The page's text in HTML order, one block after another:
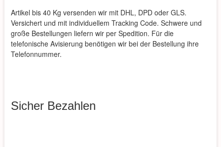
Artikel bis 40 Kg versenden wir mit DHL, DPD oder GLS.
Versichert und mit individuellem Tracking Code. Schwere und
große Bestellungen liefern wir per Spedition. Für die
telefonische Avisierung benötigen wir bei der Bestellung ihre
Telefonnummer.
Sicher Bezahlen